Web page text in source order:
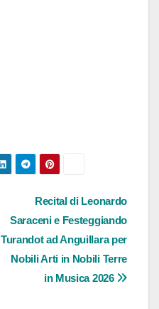
Recital di Leonardo
Saraceni e Festeggiando
Turandot ad Anguillara per
Nobili Arti in Nobili Terre
in Musica 2026